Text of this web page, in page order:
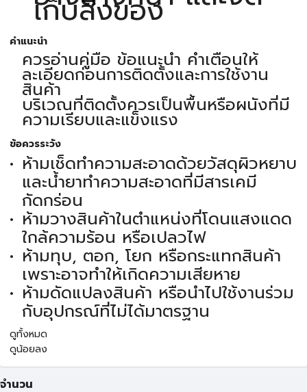
เก็บสิ่งของ
คำแนะนำ
ควรอ่านคู่มือ ข้อแนะนำ คำเตือนให้
ละเอียดก่อนการติดตั้งและการใช้งาน
สินค้า
บริเวณที่ติดตั้งควรเป็นพื้นหรือผนังที่มี
ความเรียบและแข็งแรง
ข้อควรระวัง
ห้ามเช็ดทำความสะอาดด้วยวัสดุผิวหยาบ
และน้ำยาทำความสะอาดที่มีสารเคมี
กัดกร่อน
ห้ามวางสินค้าในตำแหน่งที่โดนแสงแดด
ใกล้ความร้อน หรือเปลวไฟ
ห้ามทุบ, ตอก, โยก หรือกระแทกสินค้า
เพราะอาจทำให้เกิดความเสียหาย
ห้ามดัดแปลงสินค้า หรือนำไปใช้งานร่วม
กับอุปกรณ์ที่ไม่ได้มาตรฐาน
ดูทั้งหมด
ดูน้อยลง
จำนวน